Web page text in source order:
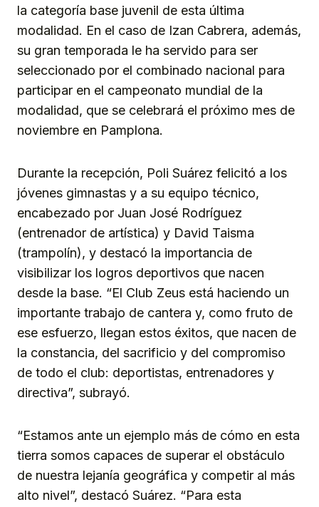
la categoría base juvenil de esta última
modalidad. En el caso de Izan Cabrera, además,
su gran temporada le ha servido para ser
seleccionado por el combinado nacional para
participar en el campeonato mundial de la
modalidad, que se celebrará el próximo mes de
noviembre en Pamplona.
Durante la recepción, Poli Suárez felicitó a los
jóvenes gimnastas y a su equipo técnico,
encabezado por Juan José Rodríguez
(entrenador de artística) y David Taisma
(trampolín), y destacó la importancia de
visibilizar los logros deportivos que nacen
desde la base. “El Club Zeus está haciendo un
importante trabajo de cantera y, como fruto de
ese esfuerzo, llegan estos éxitos, que nacen de
la constancia, del sacrificio y del compromiso
de todo el club: deportistas, entrenadores y
directiva”, subrayó.
“Estamos ante un ejemplo más de cómo en esta
tierra somos capaces de superar el obstáculo
de nuestra lejanía geográfica y competir al más
alto nivel”, destacó Suárez. “Para esta